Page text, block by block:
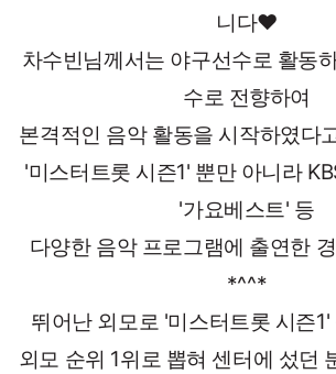
니다♥
차수빈님께서는 야구선수로 활동
수로 전향하여
본격적인 음악 활동을 시작하였다
'미스터트롯 시즌1' 뿐만 아니라
'가요베스트' 등
다양한 음악 프로그램에 출연한
*^^*
뛰어난 외모로 '미스터트롯 시즌
외모 순위 1위로 뽑혀 센터에 섰던